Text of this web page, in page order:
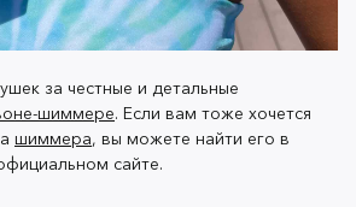
за честные и детальные
шиммере. Если вам тоже хочется
шиммера, вы можете найти его в
сайте.